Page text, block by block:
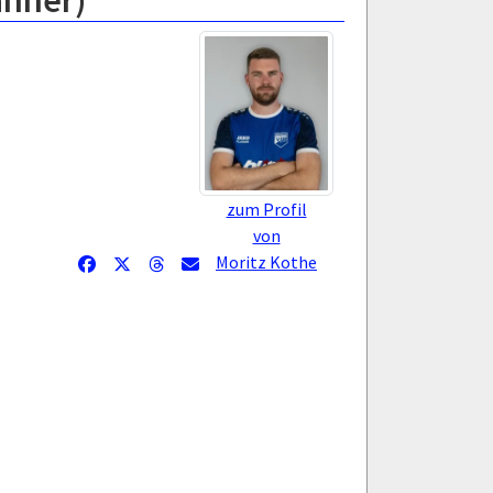
zum Profil
von
Moritz Kothe